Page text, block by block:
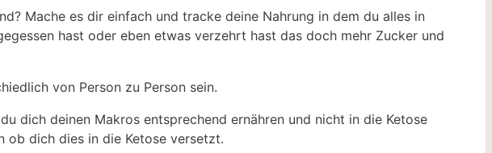
Mache es dir einfach und tracke deine Nahrung in dem du alles in
hast oder eben etwas verzehrt hast das doch mehr Zucker und
von Person zu Person sein.
dich deinen Makros entsprechend ernähren und nicht in die Ketose
ob dich dies in die Ketose versetzt.